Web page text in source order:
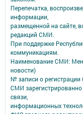
Перепечатка,
информации,
размещенной на сайте,
редакций СМИ.
При поддержке
коммуникациям.
Наименование СМИ:
новости)
№ записи о
СМИ
связи,
информационных